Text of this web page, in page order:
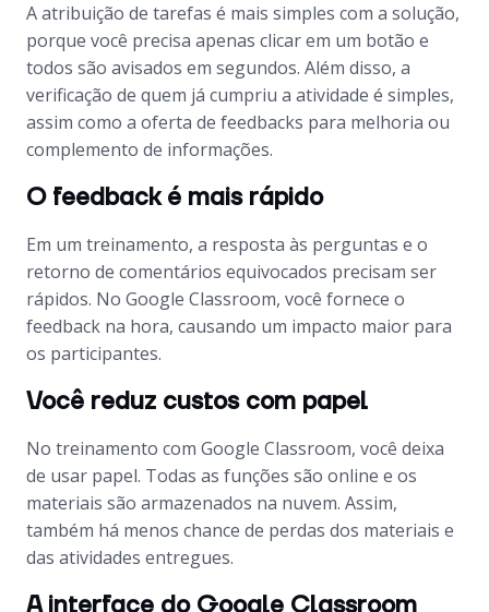
A atribuição de tarefas é mais simples com a solução,
porque você precisa apenas clicar em um botão e
todos são avisados em segundos. Além disso, a
verificação de quem já cumpriu a atividade é simples,
assim como a oferta de feedbacks para melhoria ou
complemento de informações.
O feedback é mais rápido
Em um treinamento, a resposta às perguntas e o
retorno de comentários equivocados precisam ser
rápidos. No Google Classroom, você fornece o
feedback na hora, causando um impacto maior para
os participantes.
Você reduz custos com papel
No treinamento com Google Classroom, você deixa
de usar papel. Todas as funções são online e os
materiais são armazenados na nuvem. Assim,
também há menos chance de perdas dos materiais e
das atividades entregues.
A interface do Google Classroom